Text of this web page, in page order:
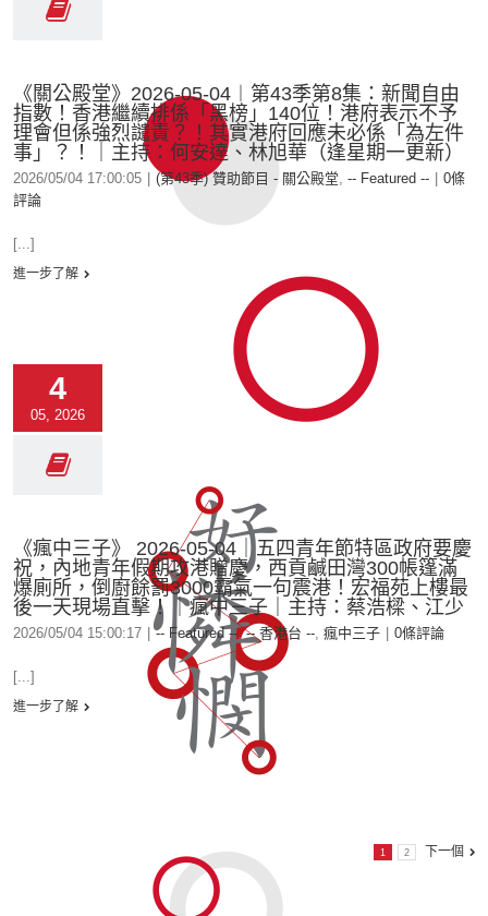
《關公殿堂》2026-05-04︱第43季第8集：新聞自由
指數！香港繼續排係「黑榜」140位！港府表示不予
理會但係強烈譴責？！其實港府回應未必係「為左件
事」？！｜主持：何安達、林旭華（逢星期一更新）
2026/05/04 17:00:05 (第43季) 贊助節目 - 關公殿堂, -- Featured --
0條
評論
[...]
進一步了解
4
05, 2026
《瘋中三子》 2026-05-04｜五四青年節特區政府要慶
祝，內地青年假期攻港贈慶，西貢鹹田灣300帳篷滿
爆廁所，倒廚餘罰3000霸氣一句震港！宏福苑上樓最
後一天現場直擊！｜瘋中三子｜主持：蔡浩樑、江少
2026/05/04 15:00:17 -- Featured --,-- 香港台 --, 瘋中三子 0條評論
[...]
進一步了解
1 2 下一個